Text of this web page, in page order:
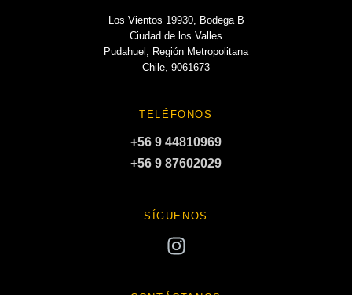
Los Vientos 19930, Bodega B
Ciudad de los Valles
Pudahuel, Región Metropolitana
Chile, 9061673
TELÉFONOS
+56 9 44810969
+56 9 87602029
SÍGUENOS